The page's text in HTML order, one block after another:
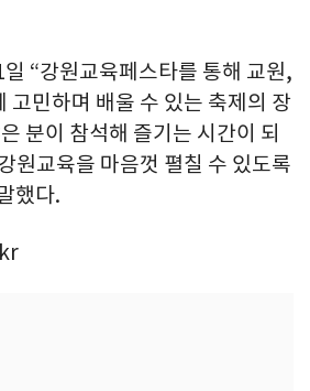
“강원교육페스타를 통해 교원,
고민하며 배울 수 있는 축제의 장
분이 참석해 즐기는 시간이 되
원교육을 마음껏 펼칠 수 있도록
했다.